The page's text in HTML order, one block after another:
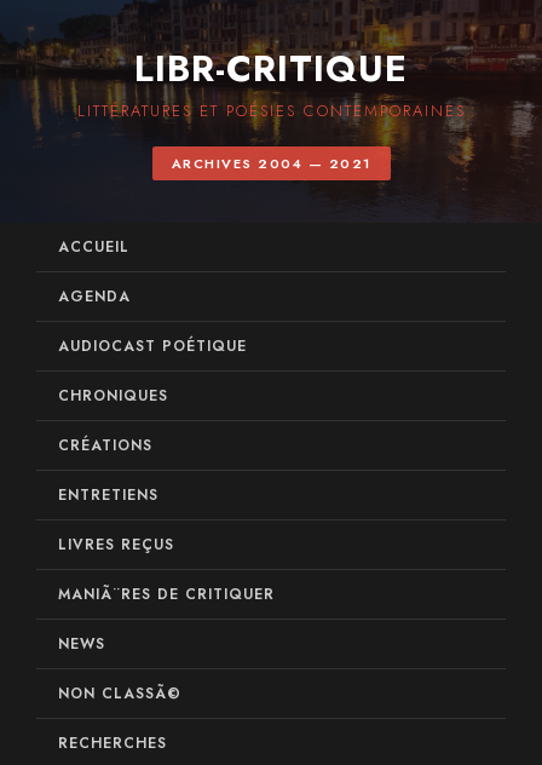
LIBR-CRITIQUE
LITTÉRATURES ET POÉSIES CONTEMPORAINES
ARCHIVES 2004 — 2021
ACCUEIL
AGENDA
AUDIOCAST POÉTIQUE
CHRONIQUES
CRÉATIONS
ENTRETIENS
LIVRES REÇUS
MANIÃ¨RES DE CRITIQUER
NEWS
NON CLASSÃ©
RECHERCHES